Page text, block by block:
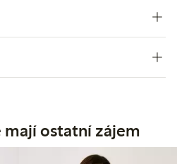
ostatní zájem